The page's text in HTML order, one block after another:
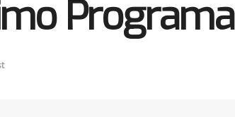
Programa